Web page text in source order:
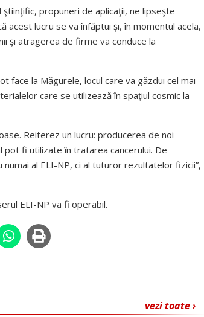
propuneri de aplicaţii, ne lipseşte
acest lucru se va înfăptui şi, în momentul acela,
şi atragerea de firme va conduce la
face la Măgurele, locul care va găzdui cel mai
care se utilizează în spaţiul cosmic la
Reiterez un lucru: producerea de noi
fi utilizate în tratarea cancerului. De
al ELI-NP, ci al tuturor rezultatelor fizicii”,
ELI-NP va fi operabil.
vezi toate ›